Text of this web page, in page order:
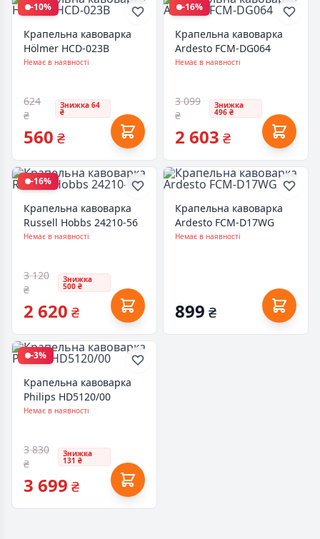
-10%
Крапельна кавоварка
Hölmer HCD-023B
Немає в наявності
624
₴
Знижка 64
₴
560 ₴
-16%
Крапельна кавоварка
Ardesto FCM-DG064
Немає в наявності
3 099
₴
Знижка
496 ₴
2 603 ₴
-16%
Крапельна кавоварка
Russell Hobbs 24210-56
Немає в наявності
3 120
₴
Знижка
500 ₴
2 620 ₴
Крапельна кавоварка
Ardesto FCM-D17WG
Немає в наявності
899 ₴
-3%
Крапельна кавоварка
Philips HD5120/00
Немає в наявності
3 830
₴
Знижка
131 ₴
3 699 ₴